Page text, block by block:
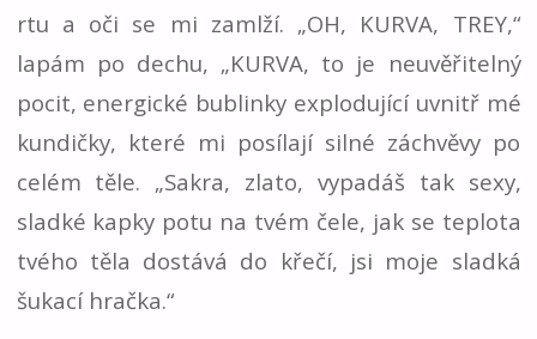
rtu a oči se mi zamlží. „OH, KURVA, TREY,“
lapám po dechu, „KURVA, to je neuvěřitelný
pocit, energické bublinky explodující uvnitř mé
kundičky, které mi posílají silné záchvěvy po
celém těle. „Sakra, zlato, vypadáš tak sexy,
sladké kapky potu na tvém čele, jak se teplota
tvého těla dostává do křečí, jsi moje sladká
šukací hračka.“